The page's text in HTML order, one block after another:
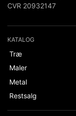
CVR 20932147
KATALOG
Træ
Maler
Metal
Restsalg